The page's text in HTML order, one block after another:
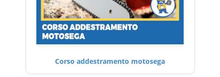
Corso addestramento motosega